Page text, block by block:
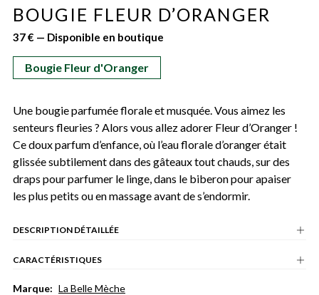
BOUGIE FLEUR D’ORANGER
37 € — Disponible en boutique
Bougie Fleur d'Oranger
Une bougie parfumée florale et musquée. Vous aimez les
senteurs fleuries ? Alors vous allez adorer Fleur d’Oranger !
Ce doux parfum d’enfance, où l’eau florale d’oranger était
glissée subtilement dans des gâteaux tout chauds, sur des
draps pour parfumer le linge, dans le biberon pour apaiser
les plus petits ou en massage avant de s’endormir.
DESCRIPTION DÉTAILLÉE
CARACTÉRISTIQUES
Marque: La Belle Mèche